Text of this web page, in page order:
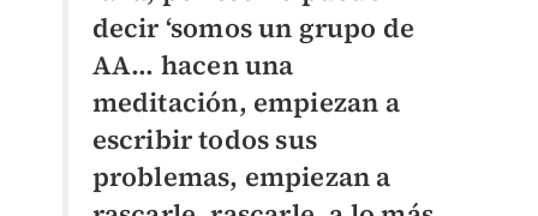
decir ‘somos un grupo de
AA... hacen una
meditación, empiezan a
escribir todos sus
problemas, empiezan a